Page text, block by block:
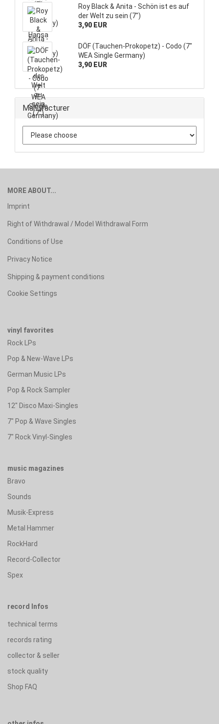
Roy Black & Anita - Schön ist es auf
der Welt zu sein (7")
3,90 EUR
DÖF (Tauchen-Prokopetz) - Codo (7"
WEA Single Germany)
3,90 EUR
Manufacturer
MORE ABOUT...
Imprint
Right of Withdrawal / Model Withdrawal Form
Conditions of Use
Privacy Notice
Shipping & payment conditions
Cookie Settings
vinyl favorites
Rock LPs
Pop & New-Wave LPs
German Music LPs
Pop & Rock Sampler
12" Disco Maxi-Singles
7" Pop & Wave Singles
7" Rock Vinyl-Singles
music magazines
Bravo
Sounds
Musik-Express
Metal Hammer
RockHard
Record-Collector
Spex
record Infos
technical terms
records rating
collector & seller
stock quality
Shop FAQ